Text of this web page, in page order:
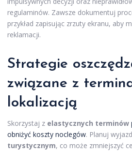
regulaminów. Zawsze dokumentuj
przykład zapisując zrzuty ekranu, aby
reklamacji.
Strategie
związane z
lokalizacją
Skorzystaj z elastycznych terminów
obniżyć koszty noclegów. Planuj
turystycznym, co może zmniejszyć